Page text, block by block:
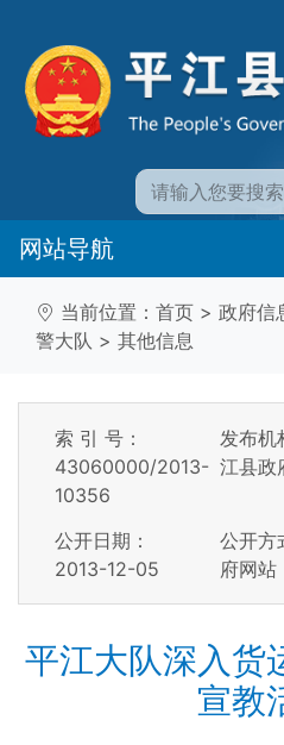
网站导航
当前位置： 首页 > 政府信
警大队 > 其他信息
索 引 号：
43060000/2013-
10356
发布机
江县政
公开日期：
2013-12-05
公开方
府网站
平江大队深入货
宣教